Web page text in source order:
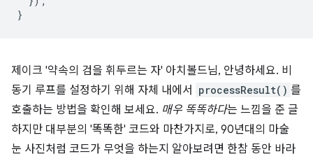
}
제이크 '약속의 검을 휘두르는 자' 아치볼드님, 안녕하세요. 비
동기 루프를 설정하기 위해 자체 내에서
processResult() 를
호출하는 방법을 확인해 보세요. 매우 똑똑하다는 느낌을 준 글
하지만 대부분의 '똑똑한' 코드와 마찬가지로, 90년대의 마술
눈 사진처럼 코드가 무엇을 하는지 알아보려면 한참 동안 바라